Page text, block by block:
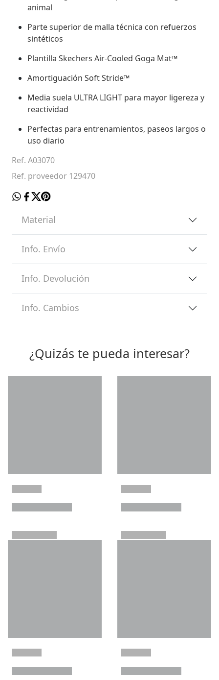
animal
Parte superior de malla técnica con refuerzos
sintéticos
Plantilla Skechers Air-Cooled Goga Mat™
Amortiguación Soft Stride™
Media suela ULTRA LIGHT para mayor ligereza y
reactividad
Perfectas para entrenamientos, paseos largos o
uso diario
Ref. A03070
Ref. proveedor 129470
Material
Info. Envío
Info. Devolución
Info. Cambios
¿Quizás te pueda interesar?